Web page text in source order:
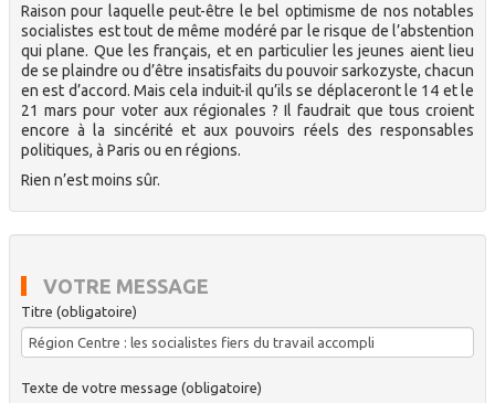
Raison pour laquelle peut-être le bel optimisme de nos notables
socialistes est tout de même modéré par le risque de l’abstention
qui plane. Que les français, et en particulier les jeunes aient lieu
de se plaindre ou d’être insatisfaits du pouvoir sarkozyste, chacun
en est d’accord. Mais cela induit-il qu’ils se déplaceront le 14 et le
21 mars pour voter aux régionales ? Il faudrait que tous croient
encore à la sincérité et aux pouvoirs réels des responsables
politiques, à Paris ou en régions.
Rien n’est moins sûr.
VOTRE MESSAGE
Titre (obligatoire)
Texte de votre message (obligatoire)